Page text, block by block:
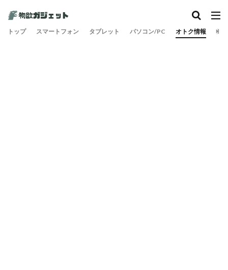
トップ スマートフォン タブレット パソコン/PC オトク情報 旅